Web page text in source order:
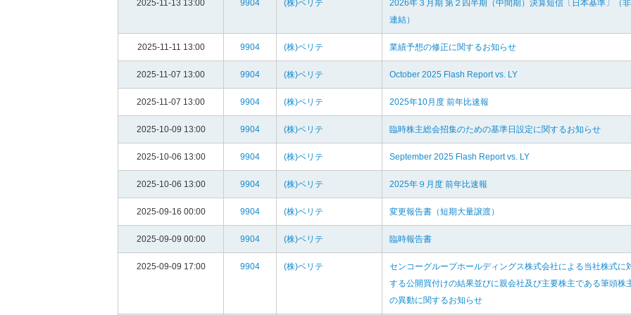
2025-11-13 13:00 9904 (株)ベリテ
2026年３月期 第２四半期（中間期）決算短信〔日本基準〕（非
連結）
2025-11-11 13:00 9904 (株)ベリテ 業績予想の修正に関するお知らせ
2025-11-07 13:00 9904 (株)ベリテ October 2025 Flash Report vs. LY
2025-11-07 13:00 9904 (株)ベリテ 2025年10月度 前年比速報
2025-10-09 13:00 9904 (株)ベリテ 臨時株主総会招集のための基準日設定に関するお知らせ
2025-10-06 13:00 9904 (株)ベリテ September 2025 Flash Report vs. LY
2025-10-06 13:00 9904 (株)ベリテ 2025年９月度 前年比速報
2025-09-16 00:00 9904 (株)ベリテ 変更報告書（短期大量譲渡）
2025-09-09 00:00 9904 (株)ベリテ 臨時報告書
2025-09-09 17:00 9904 (株)ベリテ
センコーグループホールディングス株式会社による当社株式に
する公開買付けの結果並びに親会社及び主要株主である筆頭株
の異動に関するお知らせ